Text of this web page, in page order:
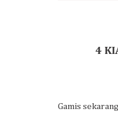
4
Gamis